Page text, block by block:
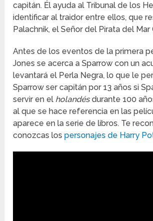
capitán. Él ayuda al Tribunal de los
identificar al traidor entre ellos, que
Palachnik, el Señor del Pirata del Mar
Antes de los eventos de la primera
Jones se acerca a Sparrow con un
levantará el Perla Negra, lo que le
Sparrow ser capitán por 13 años si
servir en el holandésdurante 100
al que se hace referencia en las
aparece en la serie de libros. Te
conozcas lospersonajes de Harry